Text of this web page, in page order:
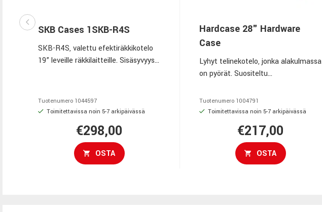
SKB Cases 1SKB-R4S
SKB-R4S, valettu efektiräkkikotelo
19” leveille räkkilaitteille. Sisäsyvyys
Tuotenumero 1044597
Toimitettavissa noin 5-7 arkipäivässä
€298,00
OSTA
Hardcase 28" Hardware
Case
Lyhyt telinekotelo, jonka alakulmassa
on pyörät. Suositeltu
Tuotenumero 1004791
Toimitettavissa noin 5-7 arkipäivässä
€217,00
OSTA